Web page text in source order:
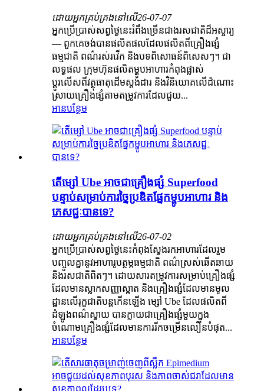
ដោយអ្នកគ្រប់គ្រងនៅលើ26-07-07
អ្នកប្រើប្រាស់សព្វថ្ងៃនេះរំពឹងច្រើនជាងរសជាតិដ៏អស្ចារ្យ
— ពួកគេចង់បានផលិតផលដែលផលិតពីគ្រឿងផ្សំ
ធម្មជាតិ ពណ៌រស់រវើក និងបទពិសោធន៍ពិសេសៗ។ ជា
លទ្ធផល ក្រុមហ៊ុនផលិតម្ហូបអាហារកំពុងផ្លាស់
ប្តូរលើសពីវត្ថុធាតុដើមស្តង់ដារ និងវិនិយោគលើដំណោះ
ស្រាយគ្រឿងផ្សំតាមតម្រូវការដែលជួយ...
អានបន្ថែម
តើម្សៅ Ube អាចជាគ្រឿងផ្សំ Superfood
បន្ទាប់សម្រាប់ការច្នៃប្រឌិតផ្នែកម្ហូបអាហារ និង
ភេសជ្ជៈបានទេ?
ដោយអ្នកគ្រប់គ្រងនៅលើ26-07-02
អ្នកប្រើប្រាស់សព្វថ្ងៃនេះកំពុងស្វែងរកអាហារដែលរួម
បញ្ចូលគ្នានូវអាហារូបត្ថម្ភធម្មជាតិ ពណ៌ស្រស់ឆើតឆាយ
និងរសជាតិពិតៗ។ ដោយសារតម្រូវការសម្រាប់គ្រឿងផ្សំ
ដែលមានស្លាកសញ្ញាស្អាត និងគ្រឿងផ្សំដែលមានមូល
ដ្ឋានលើរុក្ខជាតិបន្តកើនឡើង ម្សៅ Ube ដែលផលិតពី
ដំឡូងពណ៌ស្វាយ បានក្លាយជាគ្រឿងផ្សំមួយក្នុង
ចំណោមគ្រឿងផ្សំដែលមានការរីកចម្រើនលឿនបំផុត...
អានបន្ថែម